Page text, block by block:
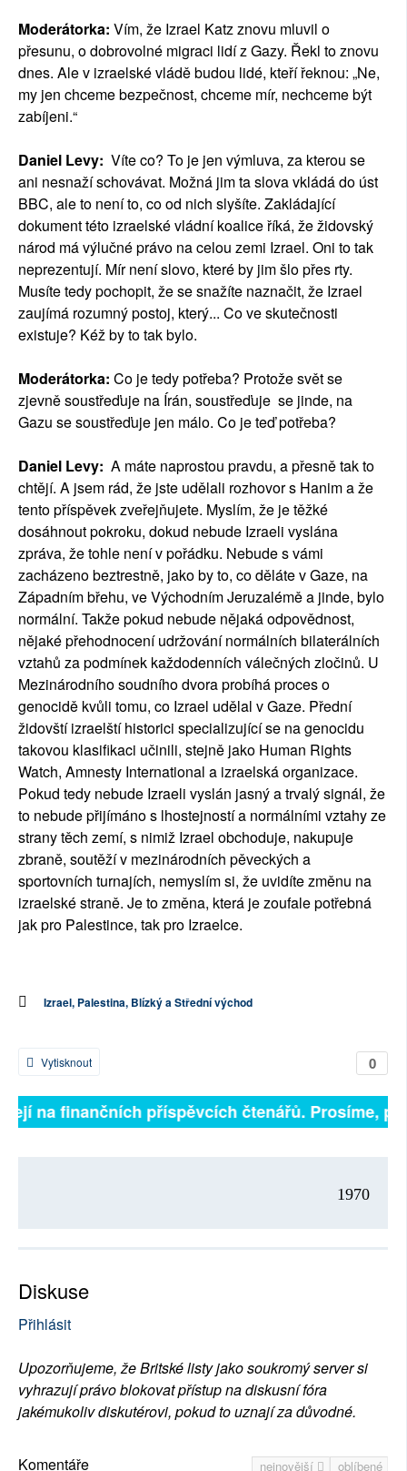
Moderátorka: Vím, že Izrael Katz znovu mluvil o
přesunu, o dobrovolné migraci lidí z Gazy. Řekl to znovu
dnes. Ale v izraelské vládě budou lidé, kteří řeknou: „Ne,
my jen chceme bezpečnost, chceme mír, nechceme být
zabíjeni.“
Daniel Levy: Víte co? To je jen výmluva, za kterou se
ani nesnaží schovávat. Možná jim ta slova vkládá do úst
BBC, ale to není to, co od nich slyšíte. Zakládající
dokument této izraelské vládní koalice říká, že židovský
národ má výlučné právo na celou zemi Izrael. Oni to tak
neprezentují. Mír není slovo, které by jim šlo přes rty.
Musíte tedy pochopit, že se snažíte naznačit, že Izrael
zaujímá rozumný postoj, který... Co ve skutečnosti
existuje? Kéž by to tak bylo.
Moderátorka: Co je tedy potřeba? Protože svět se
zjevně soustřeďuje na Írán, soustřeďuje se jinde, na
Gazu se soustřeďuje jen málo. Co je teď potřeba?
Daniel Levy: A máte naprostou pravdu, a přesně tak to
chtějí. A jsem rád, že jste udělali rozhovor s Hanim a že
tento příspěvek zveřejňujete. Myslím, že je těžké
dosáhnout pokroku, dokud nebude Izraeli vyslána
zpráva, že tohle není v pořádku. Nebude s vámi
zacházeno beztrestně, jako by to, co děláte v Gaze, na
Západním břehu, ve Východním Jeruzalémě a jinde, bylo
normální. Takže pokud nebude nějaká odpovědnost,
nějaké přehodnocení udržování normálních bilaterálních
vztahů za podmínek každodenních válečných zločinů. U
Mezinárodního soudního dvora probíhá proces o
genocidě kvůli tomu, co Izrael udělal v Gaze. Přední
židovští izraelští historici specializující se na genocidu
takovou klasifikaci učinili, stejně jako Human Rights
Watch, Amnesty International a izraelská organizace.
Pokud tedy nebude Izraeli vyslán jasný a trvalý signál, že
to nebude přijímáno s lhostejností a normálními vztahy ze
strany těch zemí, s nimiž Izrael obchoduje, nakupuje
zbraně, soutěží v mezinárodních pěveckých a
sportovních turnajích, nemyslím si, že uvidíte změnu na
izraelské straně. Je to změna, která je zoufale potřebná
jak pro Palestince, tak pro Izraelce.
Izrael, Palestina, Blízký a Střední východ
0
Vytisknout
na finančních příspěvcích čtenářů. Prosíme,
1970
Diskuse
Přihlásit
Upozorňujeme, že Britské listy jako soukromý server si
vyhrazují právo blokovat přístup na diskusní fóra
jakémukoliv diskutérovi, pokud to uznají za důvodné.
nejnovější oblíbené
Komentáře